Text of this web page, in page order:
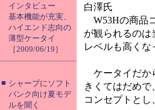
インタビュー
基本機能が充実、
ハイエンド志向の
薄型ケータイ
［2009/06/19］
■ シャープにソフト
バンク向け夏モデ
ルを聞く
白澤氏
W53Hの商品
が観られるのは
レベルも高くな
ケータイだか
きくてはだめ
コンセプトとし